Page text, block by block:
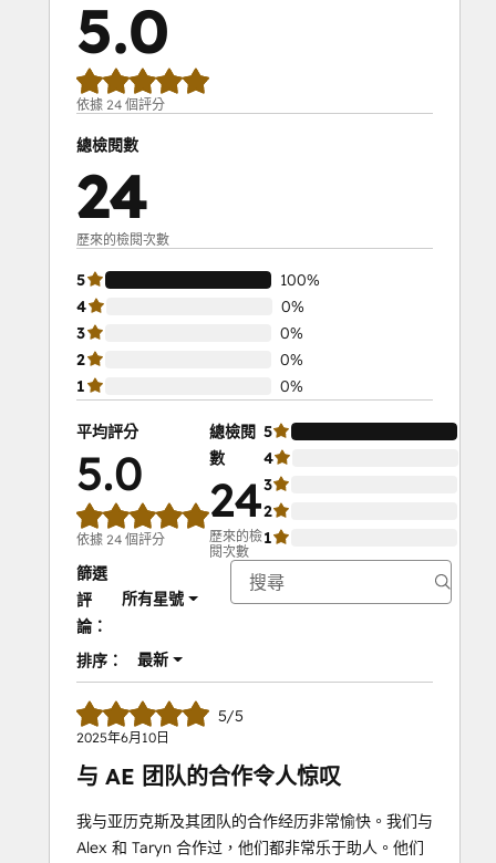
5.0
依據 24 個評分
總檢閱數
24
歷來的檢閱次數
5
100%
4
0%
3
0%
2
0%
1
0%
平均評分
5.0
依據 24 個評分
總檢閱
數
24
歷來的檢
閱次數
5
4
3
2
1
篩選
評
論：
所有星號
排序： 最新
5/5
2025年6月10日
与 AE 团队的合作令人惊叹
我与亚历克斯及其团队的合作经历非常愉快。我们与
Alex 和 Taryn 合作过，他们都非常乐于助人。他们